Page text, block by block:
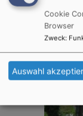
Cookie
Browser
Zweck:
Auswahl